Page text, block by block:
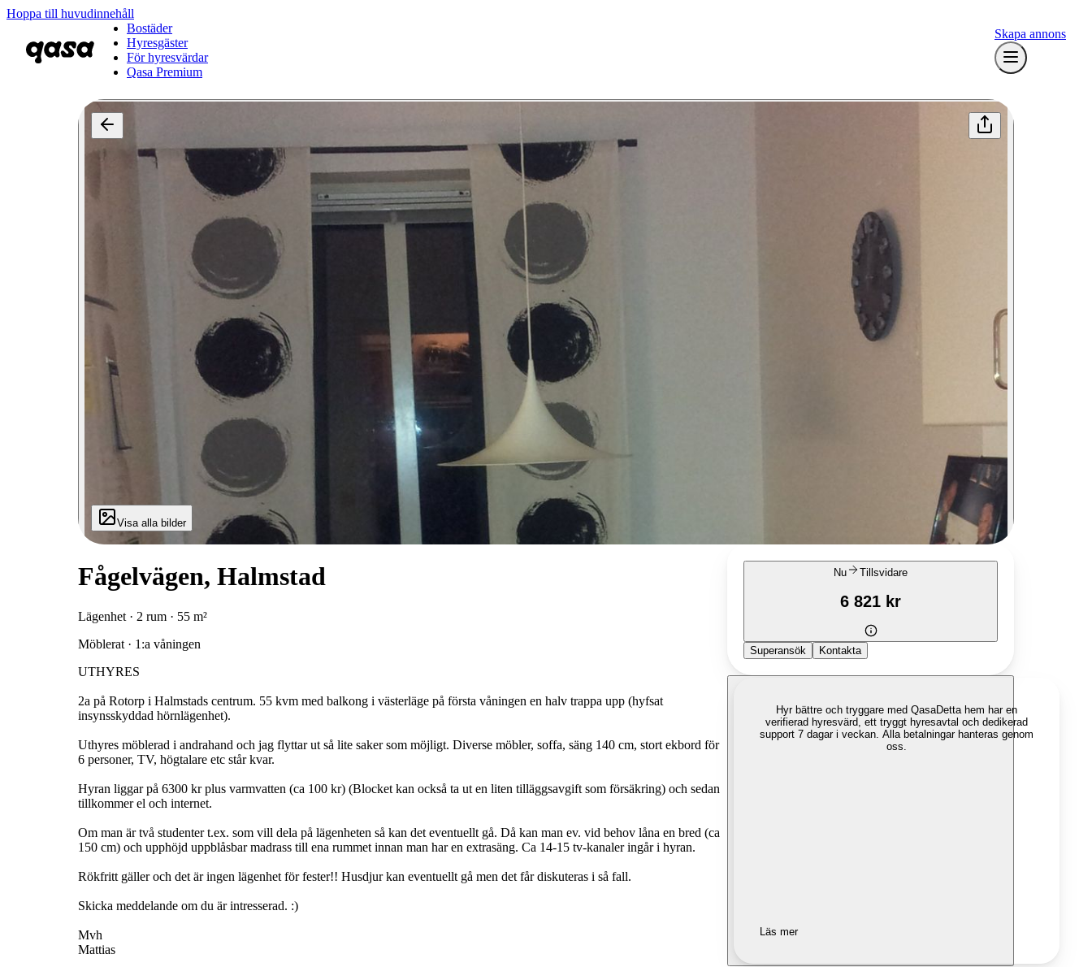
Hoppa till huvudinnehåll
Bostäder
Hyresgäster
För hyresvärdar
Qasa Premium
Skapa annons
Visa alla bilder
Fågelvägen, Halmstad
Lägenhet · 2 rum · 55 m²
Möblerat · 1:a våningen
UTHYRES
2a på Rotorp i Halmstads centrum. 55 kvm med balkong i västerläge på första våningen en halv trappa upp (hyfsat
insynsskyddad hörnlägenhet).
Uthyres möblerad i andrahand och jag flyttar ut så lite saker som möjligt. Diverse möbler, soffa, säng 140 cm, stort ekbord för
6 personer, TV, högtalare etc står kvar.
Hyran liggar på 6300 kr plus varmvatten (ca 100 kr) (Blocket kan också ta ut en liten tilläggsavgift som försäkring) och sedan
tillkommer el och internet.
Om man är två studenter t.ex. som vill dela på lägenheten så kan det eventuellt gå. Då kan man ev. vid behov låna en bred (ca
150 cm) och upphöjd uppblåsbar madrass till ena rummet innan man har en extrasäng. Ca 14-15 tv-kanaler ingår i hyran.
Rökfritt gäller och det är ingen lägenhet för fester!! Husdjur kan eventuellt gå men det får diskuteras i så fall.
Skicka meddelande om du är intresserad. :)
Mvh
Mattias
Nu Tillsvidare
6 821 kr
Superansök Kontakta
Hyr bättre och tryggare med QasaDetta hem har en
verifierad hyresvärd, ett tryggt hyresavtal och dedikerad
support 7 dagar i veckan. Alla betalningar hanteras genom
oss.
Läs mer